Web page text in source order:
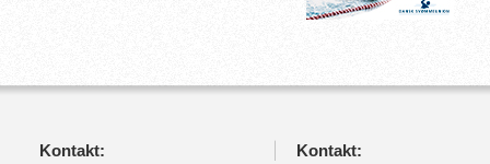
Kontakt: Kontakt: